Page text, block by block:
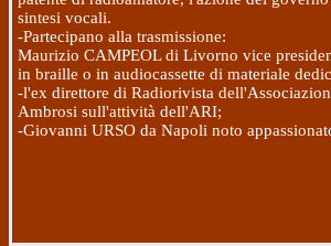
sintesi vocali.
-Partecipano alla trasmissione:
Maurizio CAMPEOL di Livorno vice
in braille o in audiocassette di materiale
-l'ex direttore di Radiorivista
Ambrosi sull'attività dell'ARI;
-Giovanni URSO da Napoli noto